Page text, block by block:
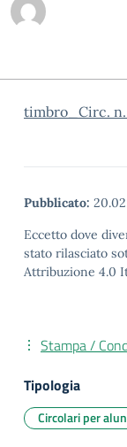
timbro_Circ.
Pubblicato:
Eccetto dove
stato rilasciato
Attribuzione 4.0
Stampa /
Tipologia
Circolari per